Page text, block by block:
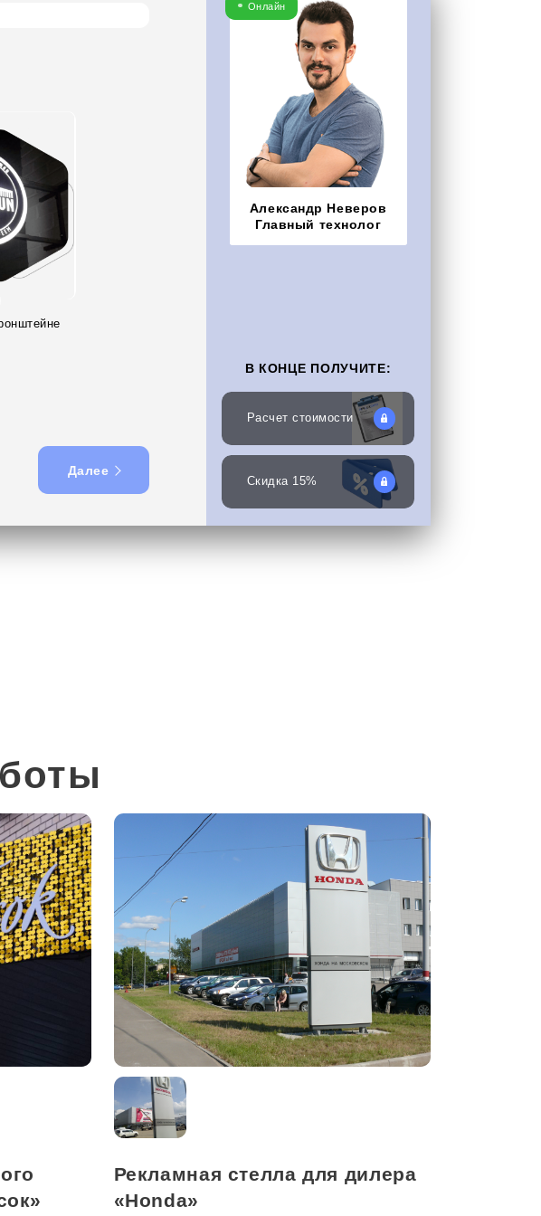
Далее
Онлайн
Александр Неверов
Главный технолог
В КОНЦЕ ПОЛУЧИТЕ:
Расчет стоимости
Скидка 15%
Рекламная стелла для дилера
«Honda»